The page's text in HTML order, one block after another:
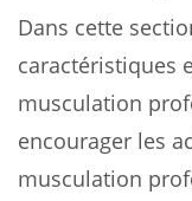
Dans cette
caractéristiques
musculation
encourager les
musculation